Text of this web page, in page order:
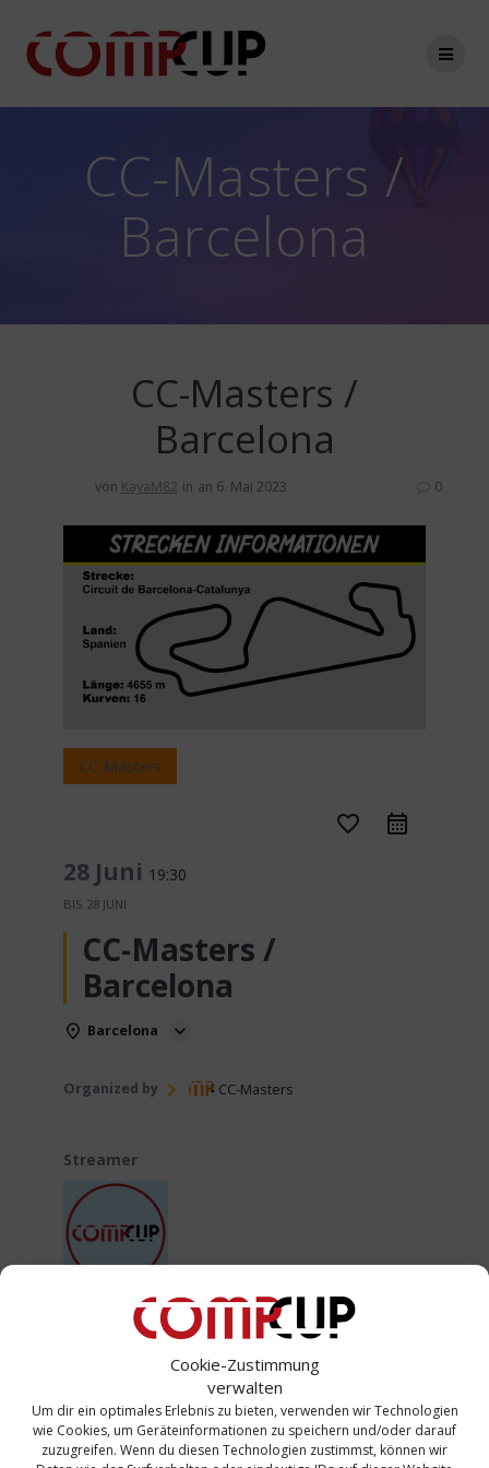
Cookie-Zustimmung
verwalten
Um dir ein optimales Erlebnis zu bieten, verwenden wir Technologien
wie Cookies, um Geräteinformationen zu speichern und/oder darauf
zuzugreifen. Wenn du diesen Technologien zustimmst, können wir
Inhalt
springen
CC-Masters /
Barcelona
CC-Masters /
Barcelona
von KayaM82 in an 6. Mai 2023 0
CC-Masters
favorite_border
28 Juni 19:30
BIS 28 JUNI
CC-Masters /
Barcelona
Barcelona
Organized by CC-Masters
Streamer
CompetizioneCup
Broadcaster
Altersgruppe
Alle